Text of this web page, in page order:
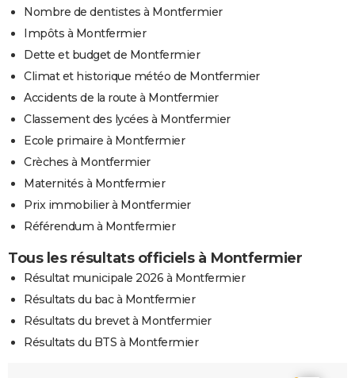
Nombre de dentistes à Montfermier
Impôts à Montfermier
Dette et budget de Montfermier
Climat et historique météo de Montfermier
Accidents de la route à Montfermier
Classement des lycées à Montfermier
Ecole primaire à Montfermier
Crèches à Montfermier
Maternités à Montfermier
Prix immobilier à Montfermier
Référendum à Montfermier
Tous les résultats officiels à Montfermier
Résultat municipale 2026 à Montfermier
Résultats du bac à Montfermier
Résultats du brevet à Montfermier
Résultats du BTS à Montfermier